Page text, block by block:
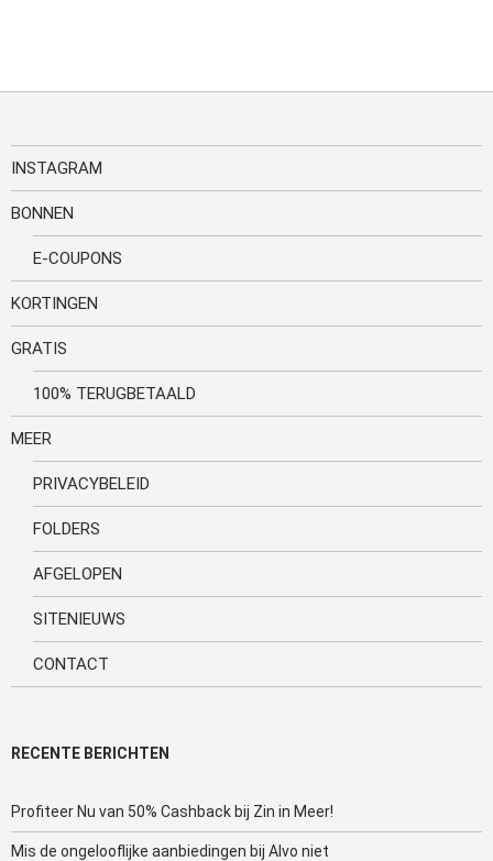
INSTAGRAM
BONNEN
E-COUPONS
KORTINGEN
GRATIS
100% TERUGBETAALD
MEER
PRIVACYBELEID
FOLDERS
AFGELOPEN
SITENIEUWS
CONTACT
RECENTE BERICHTEN
Profiteer Nu van 50% Cashback bij Zin in Meer!
Mis de ongelooflijke aanbiedingen bij Alvo niet